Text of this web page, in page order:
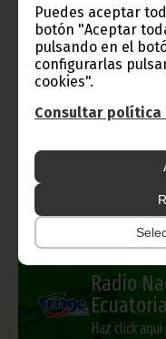
Puedes aceptar
botón "Aceptar
pulsando en el
configurarlas
cookies".
Consultar política
Gobierno
Radio
Haz click